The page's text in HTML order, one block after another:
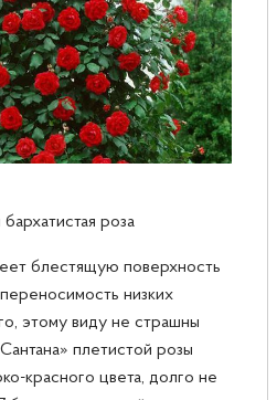
роза
блестящую поверхность
низких
этому виду не страшны
плетистой розы
красного цвета, долго не